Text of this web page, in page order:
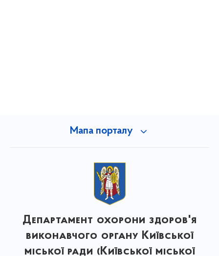
Мапа порталу
Департамент охорони здоров'я
виконавчого органу Київської
міської ради (Київської міської